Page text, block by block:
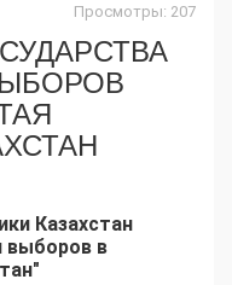
Просмотры: 207
Казахстан
выборов в